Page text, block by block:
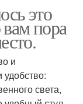
это
вам пора
и
удобство:
света,